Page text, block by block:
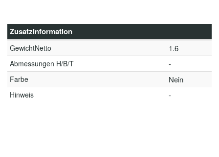
Zusatzinformation
GewichtNetto 1.6
Abmessungen H/B/T -
Farbe Nein
Hinweis -